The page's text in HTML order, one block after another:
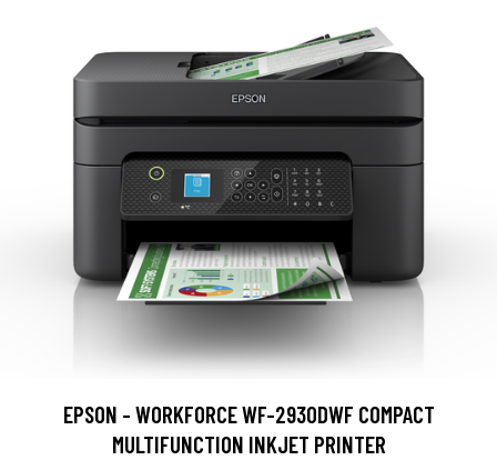
EPSON - WORKFORCE WF-2930DWF COMPACT
MULTIFUNCTION INKJET PRINTER